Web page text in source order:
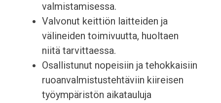
valmistamisessa.
Valvonut keittiön laitteiden ja
välineiden toimivuutta, huoltaen
niitä tarvittaessa.
Osallistunut nopeisiin ja tehokkaisiin
ruoanvalmistustehtäviin kiireisen
työympäristön aikatauluja